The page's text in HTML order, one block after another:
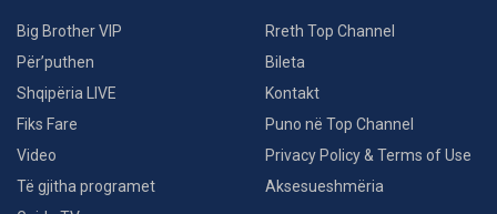
Big Brother VIP
Për’puthen
Shqipëria LIVE
Fiks Fare
Video
Të gjitha programet
Rreth Top Channel
Bileta
Kontakt
Puno në Top Channel
Privacy Policy & Terms of Use
Aksesueshmëria